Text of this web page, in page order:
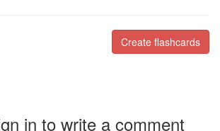
Create flashcards
in to write a comment